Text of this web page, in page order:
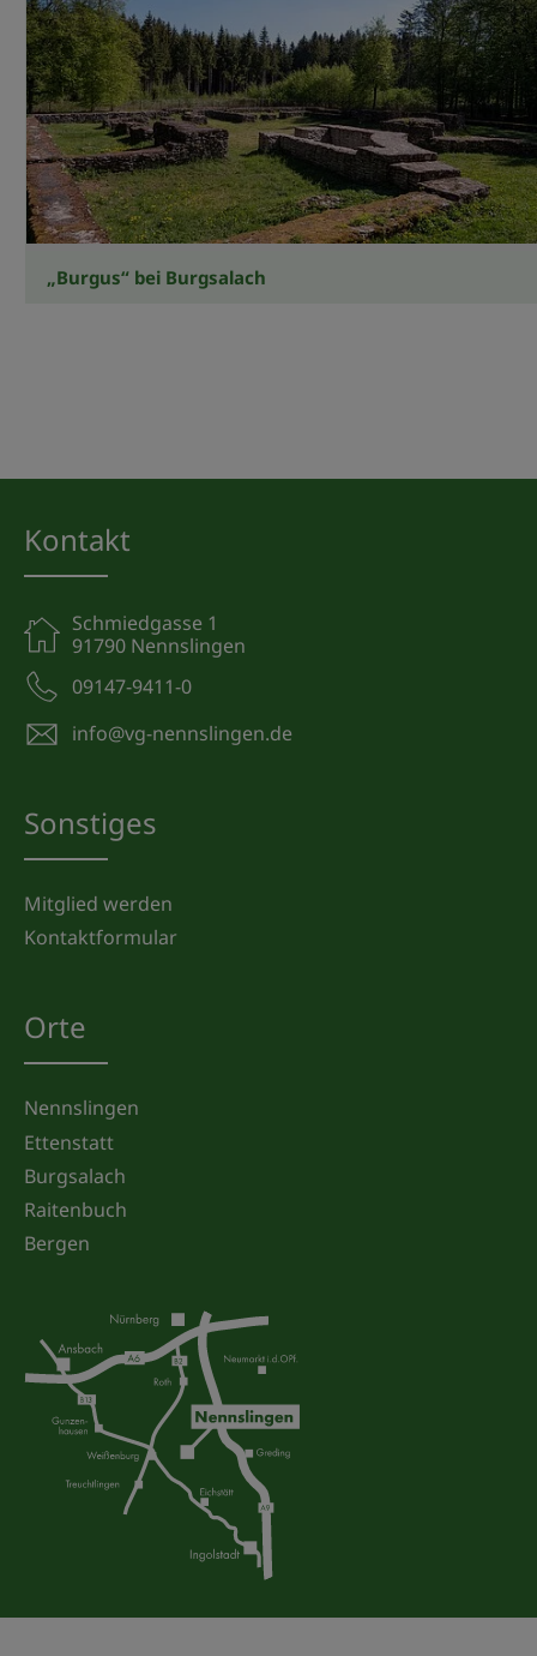
„Burgus“ bei Burgsalach
Kontakt
Schmiedgasse 1
91790 Nennslingen
09147-9411-0
info@vg-nennslingen.de
Sonstiges
Mitglied werden
Kontaktformular
Orte
Nennslingen
Ettenstatt
Burgsalach
Raitenbuch
Bergen